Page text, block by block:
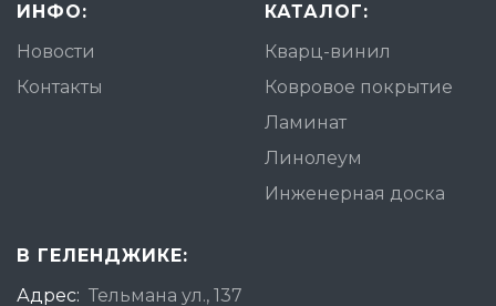
ИНФО:
Новости
Контакты
КАТАЛОГ:
Кварц-винил
Ковровое покрытие
Ламинат
Линолеум
Инженерная доска
В ГЕЛЕНДЖИКЕ:
Адрес: Тельмана ул., 137